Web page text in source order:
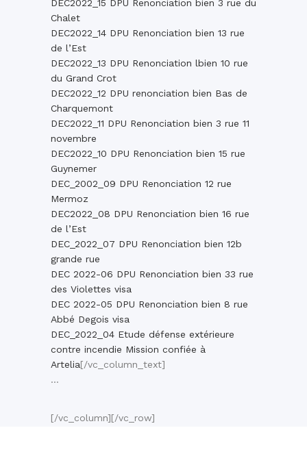
DEC2022_15 DPU Renonciation bien 3 rue du
Chalet
DEC2022_14 DPU Renonciation bien 13 rue
de l’Est
DEC2022_13 DPU Renonciation lbien 10 rue
du Grand Crot
DEC2022_12 DPU renonciation bien Bas de
Charquemont
DEC2022_11 DPU Renonciation bien 3 rue 11
novembre
DEC2022_10 DPU Renonciation bien 15 rue
Guynemer
DEC_2002_09 DPU Renonciation 12 rue
Mermoz
DEC2022_08 DPU Renonciation bien 16 rue
de l’Est
DEC_2022_07 DPU Renonciation bien 12b
grande rue
DEC 2022-06 DPU Renonciation bien 33 rue
des Violettes visa
DEC 2022-05 DPU Renonciation bien 8 rue
Abbé Degois visa
DEC_2022_04 Etude défense extérieure
contre incendie Mission confiée à
Artelia[/vc_column_text]
…
[/vc_column][/vc_row]